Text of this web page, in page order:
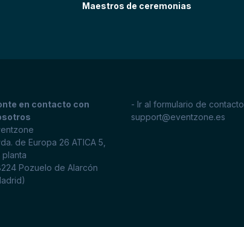
Maestros de ceremonias
en contacto con
de Europa 26 ATICA 5,
planta
Pozuelo de Alarcón
- Ir al formulario de contacto
support@eventzone.es